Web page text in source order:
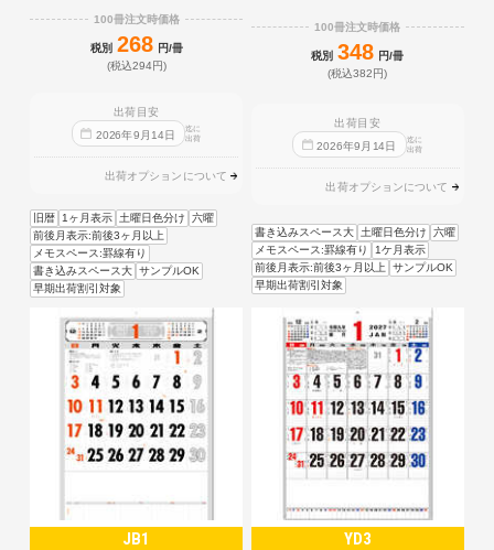
100冊注文時価格
税別 268 円/冊
(税込294円)
出荷目安
2026年9 月 14日
迄に
出荷
出荷オプションについて
旧暦 1ヶ月表示 土曜日色分け
六曜
前後月表示:前後3ヶ月以上
メモスペース:罫線有り
書き込みスペース大 サンプルOK
早期出荷割引対象
100冊注文時価格
税別 348 円/冊
(税込382円)
出荷目安
2026年9 月 14日
迄に
出荷
出荷オプションについて
書き込みスペース大 土曜日色分け
六曜
メモスペース:罫線有り
1ケ月表示
前後月表示:前後3ヶ月以上
サンプルOK
早期出荷割引対象
JB1 YD3